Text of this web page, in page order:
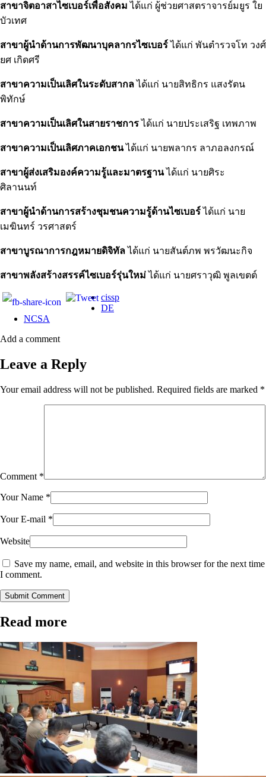
สาขาจิตอาสาไซเบอร์เพื่อสังคม ได้แก่ ผู้ช่วยศาสตราจารย์มยูร ใย
บัวเทศ
สาขาผู้นำด้านการพัฒนาบุคลากรไซเบอร์ได้แก่ พันตำรวจโท วงศ์
ยศ เกิดศรี
สาขาความเป็นเลิศในระดับสากลได้แก่ นายสิทธิกร แสงรัตน
พิทักษ์
สาขาความเป็นเลิศในสายราชการได้แก่ นายประเสริฐ เทพภาพ
สาขาความเป็นเลิศภาคเอกชนได้แก่ นายพลากร ลาภอลงกรณ์
สาขาผู้ส่งเสริมองค์ความรู้และมาตรฐานได้แก่ นายศิระ
ศิลานนท์
สาขาผู้นำด้านการสร้างชุมชนความรู้ด้านไซเบอร์ได้แก่ นาย
เมฆินทร์ วรศาสตร์
สาขาบูรณาการกฎหมายดิจิทัลได้แก่ นายสันต์ภพ พรวัฒนะกิจ
สาขาพลังสร้างสรรค์ไซเบอร์รุ่นใหม่ได้แก่ นายศราวุฒิ พูลเขตต์
cissp
DE
NCSA
Add a comment
Leave a Reply
Your email address will not be published. Required fields are marked *
Comment *
Your Name *
Your E-mail *
Website
Save my name, email, and website in this browser for the next time
I comment.
Submit Comment
Read more